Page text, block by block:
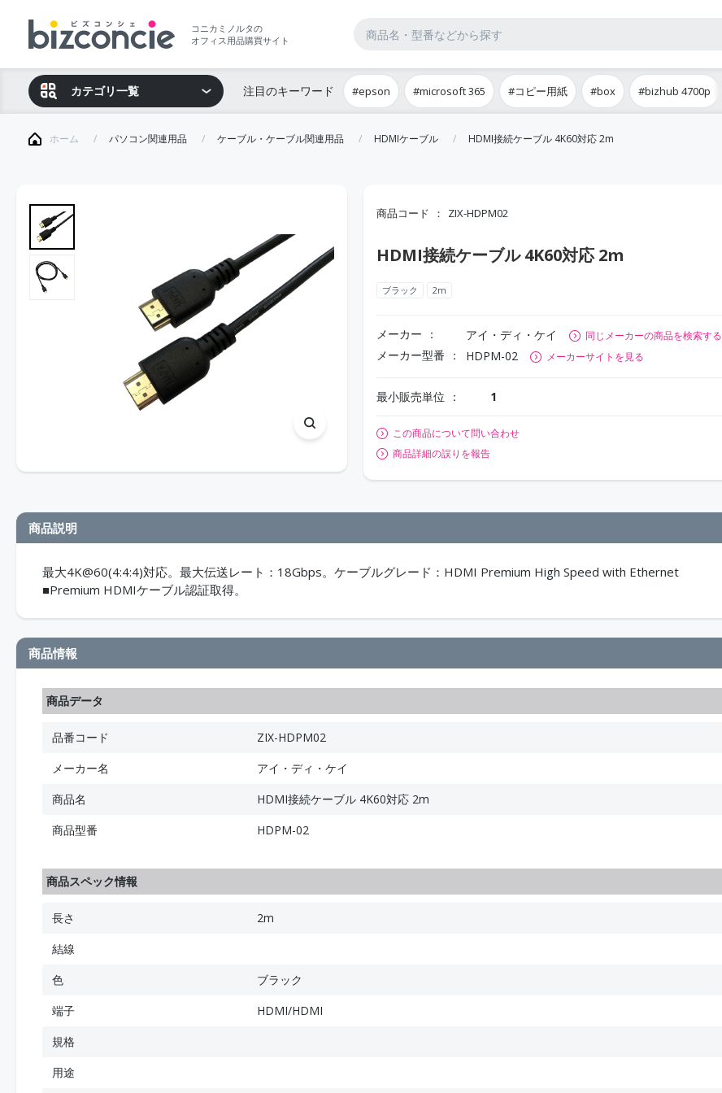
コニカミノルタの
オフィス用品購買サイト
カテゴリ一覧 注目のキーワード #epson #microsoft 365 #コピー用紙 #box #bizhub 4700p
ホーム パソコン関連用品 ケーブル・ケーブル関連用品 HDMIケーブル HDMI接続ケーブル 4K60対応 2m
商品コード ZIX-HDPM02
HDMI接続ケーブル 4K60対応 2m
ブラック 2m
メーカー アイ・ディ・ケイ 同じメーカーの商品を検索する
メーカー型番 HDPM-02 メーカーサイトを見る
最小販売単位 1
この商品について問い合わせ
商品詳細の誤りを報告
商品説明
最大4K@60(4:4:4)対応。最大伝送レート：18Gbps。ケーブルグレード：HDMI Premium High Speed with Ethernet
■Premium HDMIケーブル認証取得。
商品情報
商品データ
品番コード
ZIX-HDPM02
メーカー名
アイ・ディ・ケイ
商品名
HDMI接続ケーブル 4K60対応 2m
商品型番
HDPM-02
商品スペック情報
長さ
2m
結線
色
ブラック
端子
HDMI/HDMI
規格
用途